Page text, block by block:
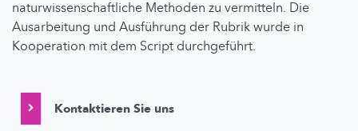
naturwissenschaftliche Methoden zu vermitteln. Die
Ausarbeitung und Ausführung der Rubrik wurde in
Kooperation mit dem Script durchgeführt.
Kontaktieren Sie uns